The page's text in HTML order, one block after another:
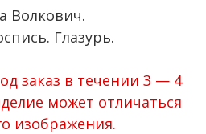
Волкович.
Глазурь.
заказ в течении 3 — 4
может отличаться
изображения.